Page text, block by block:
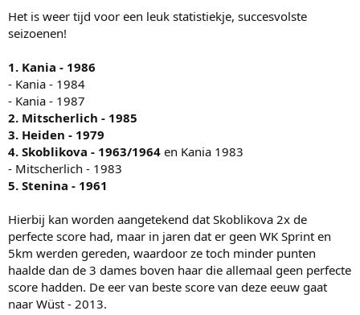
Het is weer tijd voor een leuk statistiekje, succesvolste
seizoenen!
1. Kania - 1986
- Kania - 1984
- Kania - 1987
2. Mitscherlich - 1985
3. Heiden - 1979
4. Skoblikova - 1963/1964 en Kania 1983
- Mitscherlich - 1983
5. Stenina - 1961
Hierbij kan worden aangetekend dat Skoblikova 2x de
perfecte score had, maar in jaren dat er geen WK Sprint en
5km werden gereden, waardoor ze toch minder punten
haalde dan de 3 dames boven haar die allemaal geen perfecte
score hadden. De eer van beste score van deze eeuw gaat
naar Wüst - 2013.